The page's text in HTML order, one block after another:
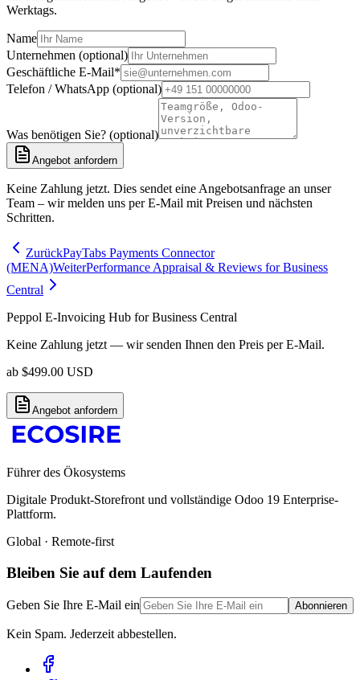
Werktags.
Name
Unternehmen (optional)
Geschäftliche E-Mail*
Telefon / WhatsApp (optional)
Was benötigen Sie? (optional)
Angebot anfordern
Keine Zahlung jetzt. Dies sendet eine Angebotsanfrage an unser
Team – wir melden uns per E-Mail mit Preisen und nächsten
Schritten.
ZurückPayTabs Payments Connector
(MENA)WeiterPerformance Appraisal & Reviews for Business
Central
Peppol E-Invoicing Hub for Business Central
Keine Zahlung jetzt — wir senden Ihnen den Preis per E-Mail.
ab $499.00 USD
Angebot anfordern
Führer des Ökosystems
Digitale Produkt-Storefront und vollständige Odoo 19 Enterprise-
Plattform.
Global · Remote-first
Bleiben Sie auf dem Laufenden
Geben Sie Ihre E-Mail ein Abonnieren
Kein Spam. Jederzeit abbestellen.